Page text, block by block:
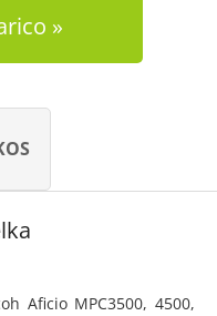
Aficio MPC3500, 4500,